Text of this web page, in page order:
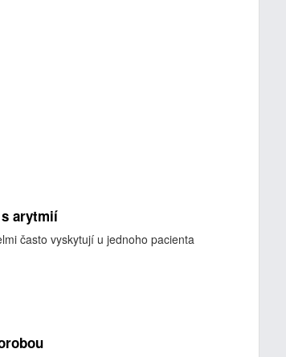
arytmií
často vyskytují u jednoho pacienta